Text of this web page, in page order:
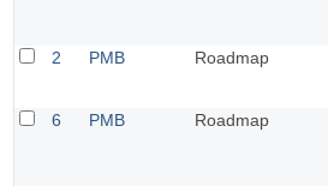
2
PMB Roadmap
6
PMB Roadmap